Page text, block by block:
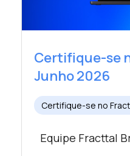
Certifique-se
Junho 2026
Certifique-se no
Equipe Fracttal